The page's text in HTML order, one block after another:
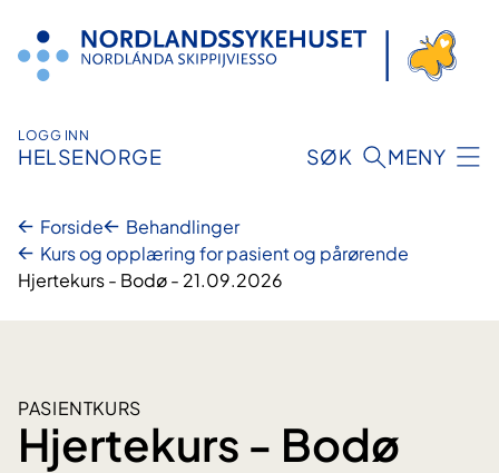
innhold
LOGG INN
HELSENORGE SØK MENY
Forside
Behandlinger
Kurs og opplæring for pasient og pårørende
Hjertekurs - Bodø - 21.09.2026
PASIENTKURS
Hjertekurs - Bodø